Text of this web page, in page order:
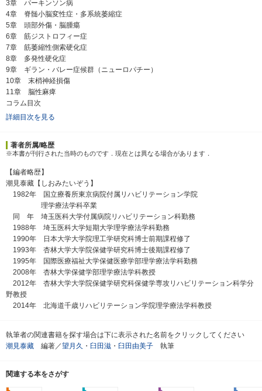
3章 パーキンソン病
4章 脊髄小脳変性症・多系統萎縮症
5章 頭部外傷・脳腫瘍
6章 筋ジストロフィー症
7章 筋萎縮性側索硬化症
8章 多発性硬化症
9章 ギラン・バレー症候群（ニューロパチー）
10章 末梢神経損傷
11章 脳性麻痺
コラム目次
詳細目次を見る
著者所属/略歴
※本書が刊行された当時のものです．現在とは異なる場合があります．
【編者略歴】
潮見泰藏【しおみたいぞう】
1982年 国立療養所東京病院付属リハビリテーション学院
理学療法学科卒業
同 年 埼玉医科大学付属病院リハビリテーション科勤務
1988年 埼玉医科大学短期大学理学療法学科勤務
1990年 日本大学大学院理工学研究科博士前期課程修了
1993年 杏林大学大学院保健学研究科博士後期課程修了
1995年 国際医療福祉大学保健医療学部理学療法学科勤務
2008年 杏林大学保健学部理学療法学科教授
2012年 杏林大学大学院保健学研究科保健学専攻リハビリテーション科学分
野教授
2014年 北海道千歳リハビリテーション学院理学療法学科教授
執筆者の関連書籍を探す場合は下に表示された名前をクリックしてください
潮見泰藏 編著／望月久 ・ 臼田滋 ・ 臼田由美子 執筆
関連する本をさがす